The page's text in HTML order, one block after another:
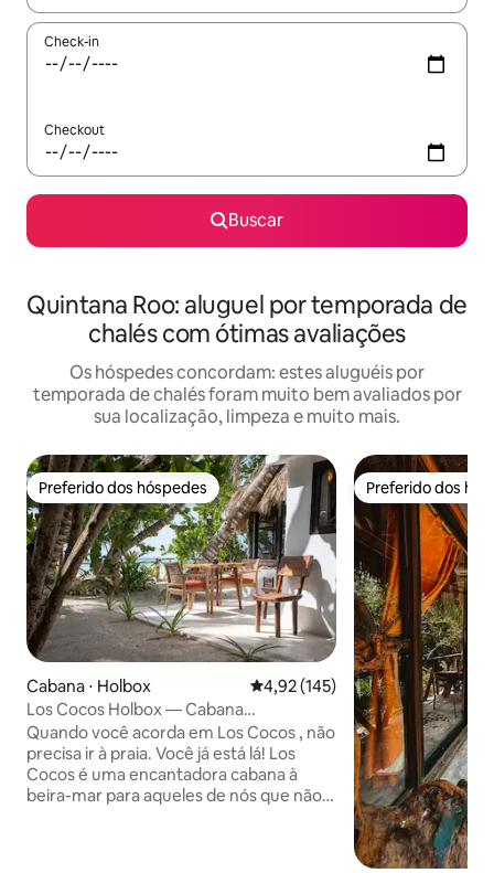
Check-in
Checkout
Buscar
Quintana Roo: aluguel por temporada de
chalés com ótimas avaliações
Os hóspedes concordam: estes aluguéis por
temporada de chalés foram muito bem avaliados por
sua localização, limpeza e muito mais.
Preferido dos hóspedes
Preferido dos hóspedes
Cabana ⋅ Holbox 4,92 de uma avaliação média de
4,92 (145)
Los Cocos Holbox — Cabana
encantadora na praia
Quando você acorda em Los Cocos , não
precisa ir à praia. Você já está lá! Los
Cocos é uma encantadora cabana à
beira-mar para aqueles de nós que não
Preferido dos
Preferido dos